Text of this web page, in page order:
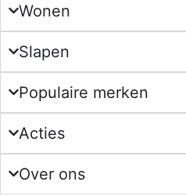
Wonen
Slapen
Populaire merken
Acties
Over ons